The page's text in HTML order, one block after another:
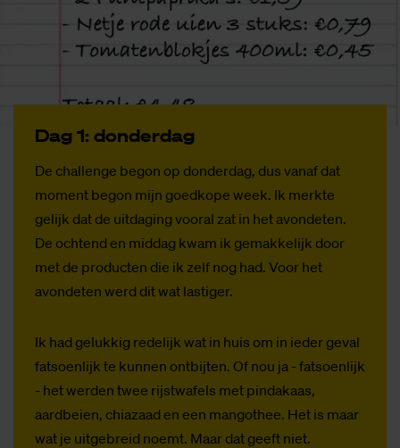
Dag 1: don­der­dag
De challenge begon op donderdag, dus vanaf dat
moment begon mijn goedkope week. Ik merkte
gelijk dat de uitdaging vooral zat in het avondeten.
De ochtend en middag kwam ik gemakkelijk door
met de producten die ik zelf nog had. Voor het
avondeten werd dit wat lastiger.
Ik had gelukkig redelijk wat in huis om in ieder geval
fatsoenlijk te kunnen ontbijten. Of nou ja - fatsoenlijk
- het werden twee rijstwafels met pindakaas,
aardbeien, chiazaad en een mangothee. Het is maar
wat je uitgebreid noemt. Maar dat geeft niet.